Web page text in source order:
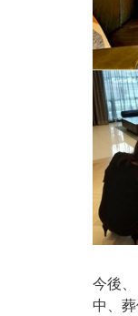
今後
中、